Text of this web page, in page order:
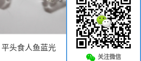
平头食人鱼蓝光
关注微信